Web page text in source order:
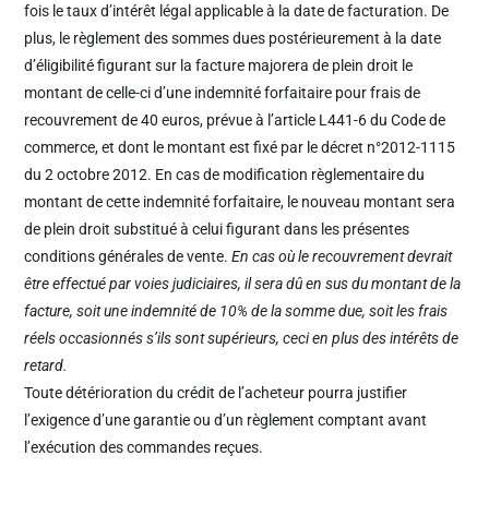
fois le taux d’intérêt légal applicable à la date de facturation. De
plus, le règlement des sommes dues postérieurement à la date
d’éligibilité figurant sur la facture majorera de plein droit le
montant de celle-ci d’une indemnité forfaitaire pour frais de
recouvrement de 40 euros, prévue à l’article L441-6 du Code de
commerce, et dont le montant est fixé par le décret n°2012-1115
du 2 octobre 2012. En cas de modification règlementaire du
montant de cette indemnité forfaitaire, le nouveau montant sera
de plein droit substitué à celui figurant dans les présentes
conditions générales de vente.En cas où le recouvrement devrait
être effectué par voies judiciaires, il sera dû en sus du montant de la
facture, soit une indemnité de 10% de la somme due, soit les frais
réels occasionnés s’ils sont supérieurs, ceci en plus des intérêts de
retard.
Toute détérioration du crédit de l’acheteur pourra justifier
l’exigence d’une garantie ou d’un règlement comptant avant
l’exécution des commandes reçues.